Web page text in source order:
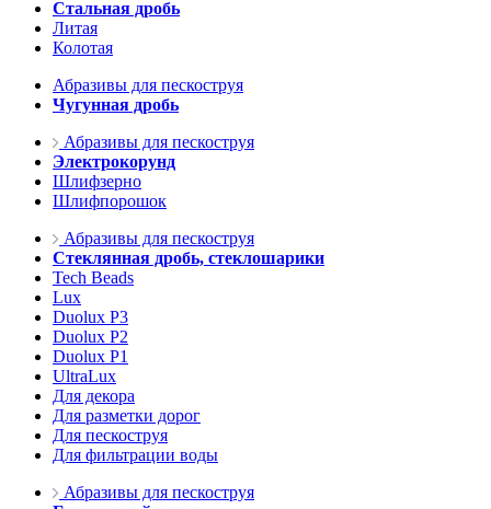
Стальная дробь
Литая
Колотая
Абразивы для пескоструя
Чугунная дробь
Абразивы для пескоструя
Электрокорунд
Шлифзерно
Шлифпорошок
Абразивы для пескоструя
Стеклянная дробь, стеклошарики
Tech Beads
Lux
Duolux P3
Duolux P2
Duolux P1
UltraLux
Для декора
Для разметки дорог
Для пескоструя
Для фильтрации воды
Абразивы для пескоструя